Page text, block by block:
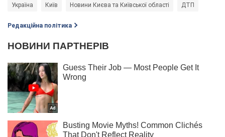
Україна Київ Новини Києва та Київської області ДТП
Редакційна політика